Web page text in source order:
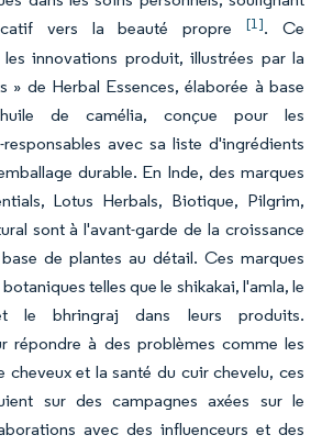
vers la beauté propre[1]. Ce
innovations produit, illustrées par la
» de Herbal Essences, élaborée à base
de camélia, conçue pour les
avec sa liste d'ingrédients
durable. En Inde, des marques
Lotus Herbals, Biotique, Pilgrim,
sont à l'avant-garde de la croissance
de plantes au détail. Ces marques
telles que le shikakai, l'amla, le
le bhringraj dans leurs produits.
répondre à des problèmes comme les
cheveux et la santé du cuir chevelu, ces
sur des campagnes axées sur le
avec des influenceurs et des